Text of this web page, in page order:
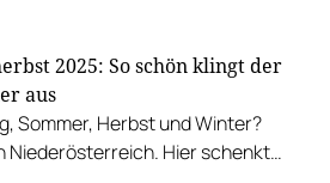
2025: So schön klingt der
aus
Sommer, Herbst und Winter?
Niederösterreich. Hier schenkt